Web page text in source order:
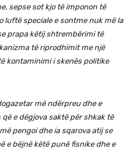
sepse sot kjo të imponon të
luftë speciale e sontme nuk më la
prapa këtij shtrembërimi të
të riprodhimit me një
kontaminimi i skenës politike
më ndërpreu dhe e
që e dëgjova saktë për shkak të
pengoi dhe ia sqarova atij se
e bëjnë këtë punë fisnike dhe e